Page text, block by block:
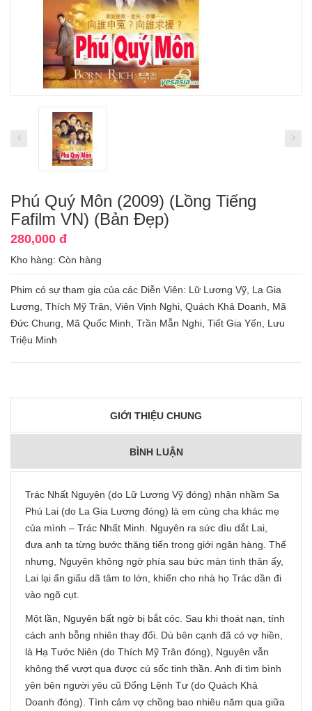
Phú Quý Môn (2009) (Lồng Tiếng
Fafilm VN) (Bản Đẹp)
280,000 đ
Kho hàng: Còn hàng
Phim có sự tham gia của các Diễn Viên: Lữ Lương Vỹ, La Gia
Lương, Thích Mỹ Trân, Viên Vịnh Nghi, Quách Khả Doanh, Mã
Đức Chung, Mã Quốc Minh, Trần Mẫn Nghi, Tiết Gia Yến, Lưu
Triệu Minh
GIỚI THIỆU CHUNG
BÌNH LUẬN
Trác Nhất Nguyên (do Lữ Lương Vỹ đóng) nhận nhầm Sa
Phú Lai (do La Gia Lương đóng) là em cùng cha khác mẹ
của mình – Trác Nhất Minh. Nguyên ra sức dìu dắt Lai,
đưa anh ta từng bước thăng tiến trong giới ngân hàng. Thế
nhưng, Nguyên không ngờ phía sau bức màn tình thân ấy,
Lai lại ẩn giấu dã tâm to lớn, khiến cho nhà họ Trác dần đi
vào ngõ cụt.
Một lần, Nguyên bất ngờ bị bắt cóc. Sau khi thoát nạn, tính
cách anh bỗng nhiên thay đổi. Dù bên cạnh đã có vợ hiền,
là Hạ Tước Niên (do Thích Mỹ Trân đóng), Nguyên vẫn
không thể vượt qua được cú sốc tinh thần. Anh đi tìm bình
yên bên người yêu cũ Đổng Lệnh Tư (do Quách Khả
Doanh đóng). Tình cảm vợ chồng bao nhiêu năm qua giữa